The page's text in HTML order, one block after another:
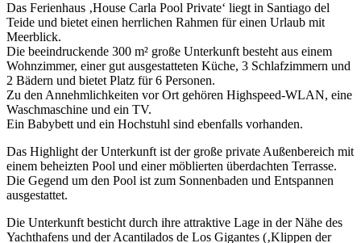
Das Ferienhaus ‚House Carla Pool Private‘ liegt in Santiago del
Teide und bietet einen herrlichen Rahmen für einen Urlaub mit
Meerblick.
Die beeindruckende 300 m² große Unterkunft besteht aus einem
Wohnzimmer, einer gut ausgestatteten Küche, 3 Schlafzimmern und
2 Bädern und bietet Platz für 6 Personen.
Zu den Annehmlichkeiten vor Ort gehören Highspeed-WLAN, eine
Waschmaschine und ein TV.
Ein Babybett und ein Hochstuhl sind ebenfalls vorhanden.
Das Highlight der Unterkunft ist der große private Außenbereich mit
einem beheizten Pool und einer möblierten überdachten Terrasse.
Die Gegend um den Pool ist zum Sonnenbaden und Entspannen
ausgestattet.
Die Unterkunft besticht durch ihre attraktive Lage in der Nähe des
Yachthafens und der Acantilados de Los Gigantes (‚Klippen der